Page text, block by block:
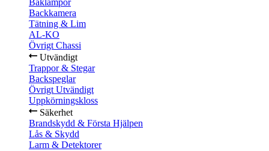
Baklampor
Backkamera
Tätning & Lim
AL-KO
Övrigt Chassi
Utvändigt
Trappor & Stegar
Backspeglar
Övrigt Utvändigt
Uppkörningskloss
Säkerhet
Brandskydd & Första Hjälpen
Lås & Skydd
Larm & Detektorer